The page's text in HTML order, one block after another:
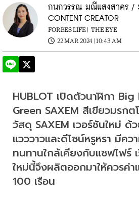
กนกวรรณ มณีแสงสาคร /
CONTENT CREATOR
FORBES LIFE | THE EYE
22 MAR 2024 | 10:43 AM
HUBLOT เปิดตัวนาฬิกา
Green SAXEM สีเขียวมรก
วัสดุ SAXEM เวอร์ชันใหม่ ด้
แวววาวและดีไซน์หรูหรา มีคว
ทนทานใกล้เคียงกับแซฟไฟร์
ใหม่นี้จึงผลิตออกมาให้ควรค่
100 เรือน